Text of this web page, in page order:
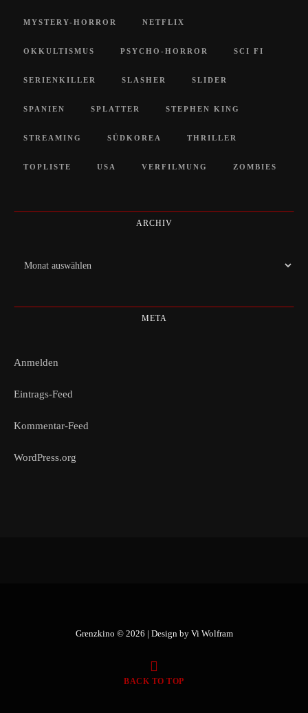
MYSTERY-HORROR NETFLIX
OKKULTISMUS PSYCHO-HORROR SCI FI
SERIENKILLER SLASHER SLIDER
SPANIEN SPLATTER STEPHEN KING
STREAMING SÜDKOREA THRILLER
TOPLISTE USA VERFILMUNG ZOMBIES
ARCHIV
Archiv
META
Anmelden
Eintrags-Feed
Kommentar-Feed
WordPress.org
Grenzkino © 2026 | Design by Vi Wolfram
BACK TO TOP